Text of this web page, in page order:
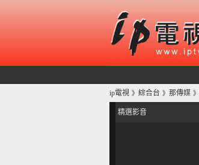
ip電視 》 綜合台 》 那傳媒 》
精選影音